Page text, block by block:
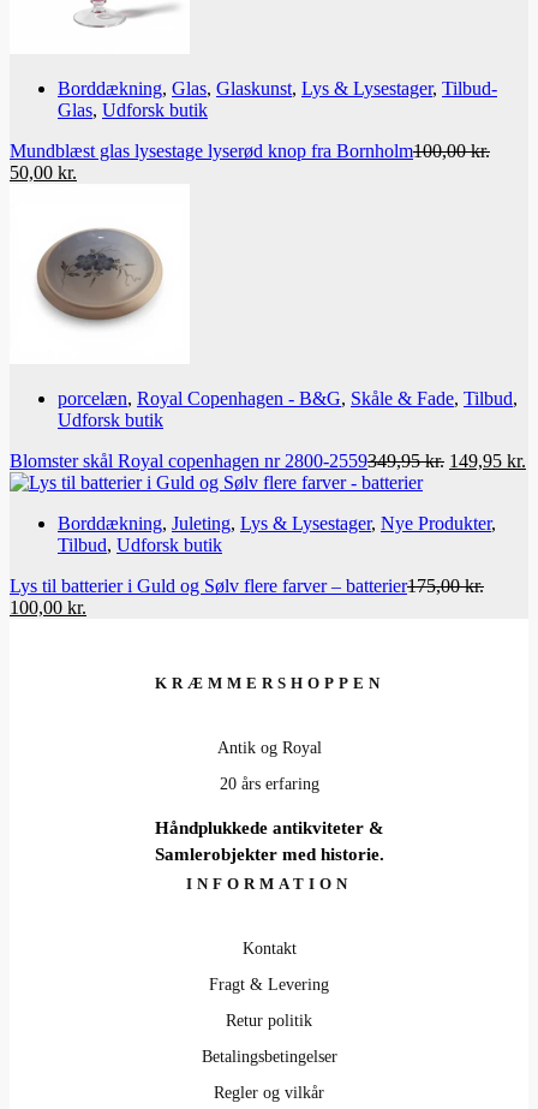
Borddækning, Glas, Glaskunst, Lys & Lysestager, Tilbud-
Glas, Udforsk butik
Mundblæst glas lysestage lyserød knop fra Bornholm100,00kr.
Den
100,00 kr..
50,00 kr.
er:
50,00 kr..
porcelæn, Royal Copenhagen - B&G, Skåle & Fade, Tilbud,
Udforsk butik
Blomster skål Royal copenhagen nr 2800-2559349,95kr. Den
var:
149,95 kr.
Borddækning, Juleting, Lys & Lysestager, Nye Produkter,
Tilbud, Udforsk butik
Lys til batterier i Guld og Sølv flere farver – batterier175,00kr.
Den
100,00 kr.
100,00 kr..KRÆMMERSHOPPEN
Antik og Royal
20 års erfaring
Håndplukkede antikviteter &
Samlerobjekter med historie.
INFORMATION
Kontakt
Fragt & Levering
Retur politik
Betalingsbetingelser
Regler og vilkår